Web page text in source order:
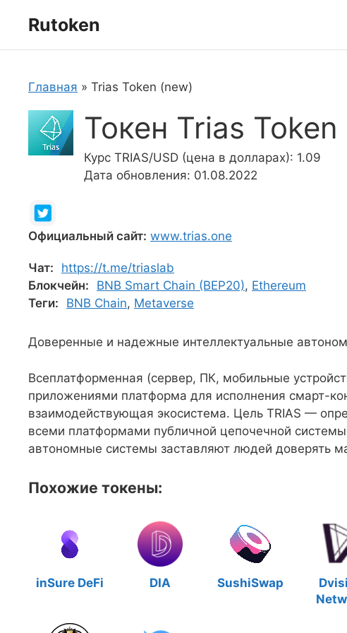
Rutoken
Главная » Trias Token (new)
Токен Trias
Курс TRIAS/USD (цена в долларах): 1.09
Дата обновления: 01.08.2022
Официальный сайт: www.trias.one
Чат:
https://t.me/triaslab
Блокчейн:
BNB Smart Chain (BEP20), Ethereum
Теги:
BNB Chain, Metaverse
Доверенные и надежные интеллектуальные
Всеплатформенная (сервер, ПК, мобильные
приложениями платформа для исполнения смарт-
взаимодействующая экосистема. Цель TRIAS —
всеми платформами публичной цепочечной
автономные системы заставляют людей доверять
Похожие токены:
inSure DeFi DIA SushiSwap